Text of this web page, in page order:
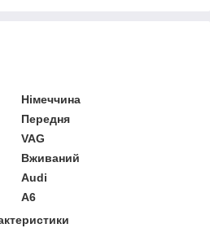
Німеччина
Передня
VAG
Вживаний
Audi
A6